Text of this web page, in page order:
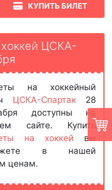
КУПИТЬ БИЛЕТ
ЦСКА-
на хоккейный
ЦСКА-Спартак 28
доступны на
сайте. Купить
на хоккей вы
в нашей
ценам.